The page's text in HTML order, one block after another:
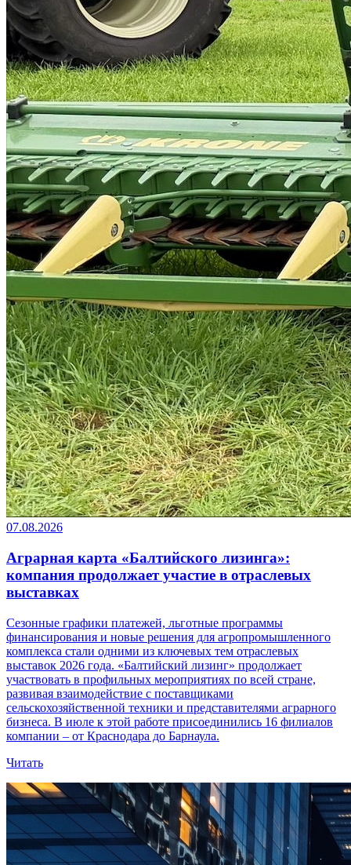
07.08.2026
Аграрная карта «Балтийского лизинга»:
компания продолжает участие в отраслевых
выставках
Сезонные графики платежей, льготные программы
финансирования и новые решения для агропромышленного
комплекса стали одними из ключевых тем отраслевых
выставок 2026 года. «Балтийский лизинг» продолжает
участвовать в профильных мероприятиях по всей стране,
развивая взаимодействие с поставщиками
сельскохозяйственной техники и представителями аграрного
бизнеса. В июле к этой работе присоединились 16 филиалов
компании – от Краснодара до Барнаула.
Читать